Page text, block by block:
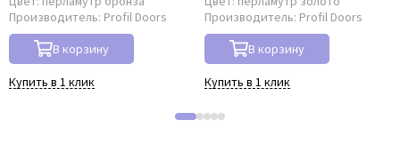
Производитель: Profil Doors
В корзину
Купить в 1 клик
Производитель: Profil Doors
В корзину
Купить в 1 клик